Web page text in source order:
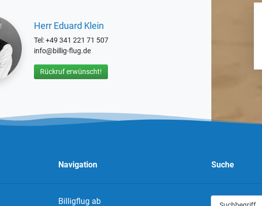
Herr Eduard Klein
Tel: +49 341 221 71 507
info@billig-flug.de
Rückruf erwünscht!
Navigation
Billigflug ab
Suche